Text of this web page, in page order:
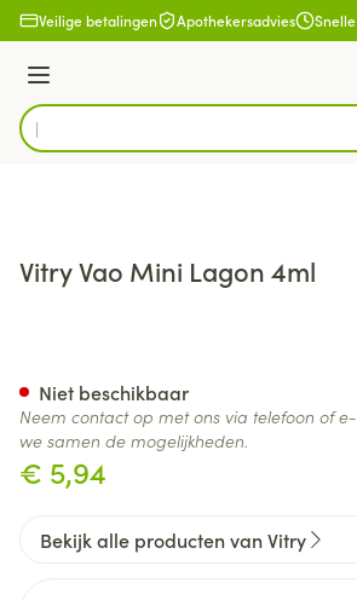
Ga naar de inhoud
Veilige betalingen Apothekersadvies
Menu
Product, merk, categorie...
Vitry Vao Mini Lagon 4ml
€ 5,94
Niet beschikbaar
Neem contact op met ons via telefoon of
we samen de mogelijkheden.
Bekijk alle producten van Vitry